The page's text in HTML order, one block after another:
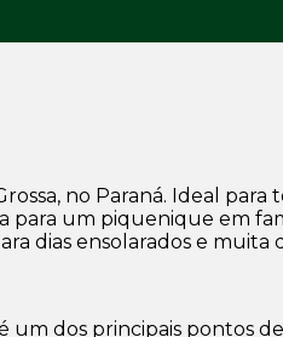
no Paraná. Ideal para
para um piquenique em
dias ensolarados e muita
dos principais pontos